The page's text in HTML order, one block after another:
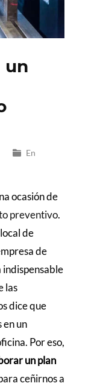
un
En
ocasión de
preventivo.
de
de
las
dice que
en un
Por eso,
un plan
ceñirnos a